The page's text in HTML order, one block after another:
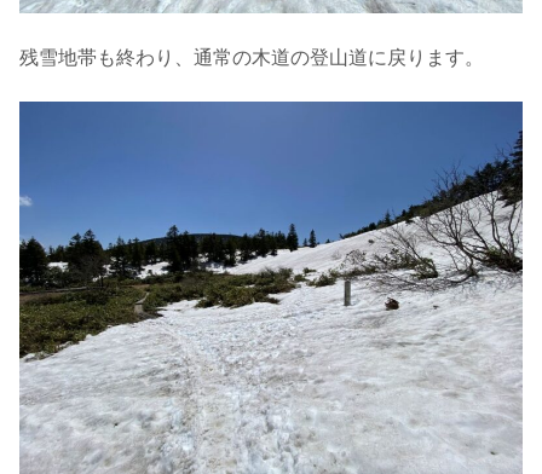
残雪地帯も終わり、通常の木道の登山道に戻ります。